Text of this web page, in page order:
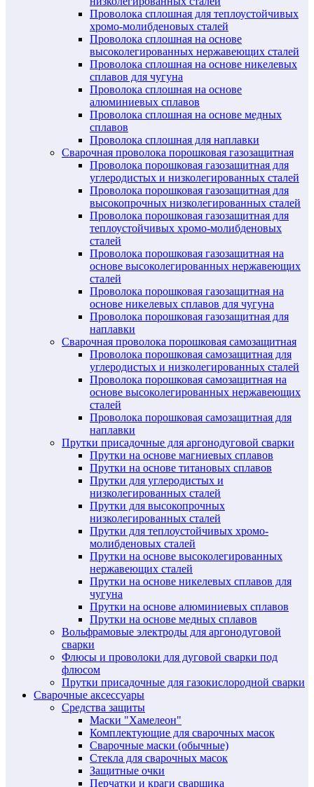
Проволока сплошная для теплоустойчивых
хромо-молибденовых сталей
Проволока сплошная на основе
высоколегированных нержавеющих сталей
Проволока сплошная на основе никелевых
сплавов для чугуна
Проволока сплошная на основе
алюминиевых сплавов
Проволока сплошная на основе медных
сплавов
Проволока сплошная для наплавки
Сварочная проволока порошковая газозащитная
Проволока порошковая газозащитная для
углеродистых и низколегированных сталей
Проволока порошковая газозащитная для
высокопрочных низколегированных сталей
Проволока порошковая газозащитная для
теплоустойчивых хромо-молибденовых
сталей
Проволока порошковая газозащитная на
основе высоколегированных нержавеющих
сталей
Проволока порошковая газозащитная на
основе никелевых сплавов для чугуна
Проволока порошковая газозащитная для
наплавки
Сварочная проволока порошковая самозащитная
Проволока порошковая самозащитная для
углеродистых и низколегированных сталей
Проволока порошковая самозащитная на
основе высоколегированных нержавеющих
сталей
Проволока порошковая самозащитная для
наплавки
Прутки присадочные для аргонодуговой сварки
Прутки на основе магниевых сплавов
Прутки на основе титановых сплавов
Прутки для углеродистых и
низколегированных сталей
Прутки для высокопрочных
низколегированных сталей
Прутки для теплоустойчивых хромо-
молибденовых сталей
Прутки на основе высоколегированных
нержавеющих сталей
Прутки на основе никелевых сплавов для
чугуна
Прутки на основе алюминиевых сплавов
Прутки на основе медных сплавов
Вольфрамовые электроды для аргонодуговой
сварки
Флюсы и проволоки для дуговой сварки под
флюсом
Прутки присадочные для газокислородной сварки
Сварочные аксессуары
Средства защиты
Маски "Хамелеон"
Комплектующие для сварочных масок
Сварочные маски (обычные)
Стекла для сварочных масок
Защитные очки
Перчатки и краги сварщика